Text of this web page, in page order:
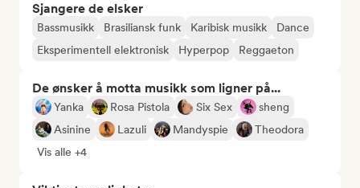
Sjangere de elsker
Bassmusikk Brasiliansk funk Karibisk musikk
Dance
Eksperimentell elektronisk
Hyperpop Reggaeton
De ønsker å motta musikk som ligner på...
Yanka Rosa Pistola Six Sex
sheng
Asinine
Lazuli Mandyspie
Theodora
Vis alle +4